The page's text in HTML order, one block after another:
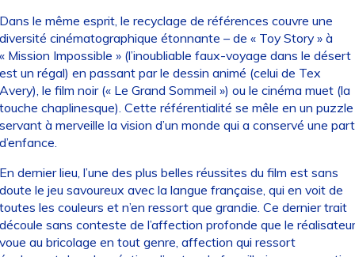
le même esprit, le recyclage de références couvre une
cinématographique étonnante – de « Toy Story » à
Mission Impossible » (l’inoubliable faux-voyage dans le désert
un régal) en passant par le dessin animé (celui de Tex
le film noir (« Le Grand Sommeil ») ou le cinéma muet (la
chaplinesque). Cette référentialité se mêle en un puzzle
à merveille la vision d’un monde qui a conservé une part
dernier lieu, l’une des plus belles réussites du film est sans
le jeu savoureux avec la langue française, qui en voit de
les couleurs et n’en ressort que grandie. Ce dernier trait
sans conteste de l’affection profonde que le réalisateur
au bricolage en tout genre, affection qui ressort